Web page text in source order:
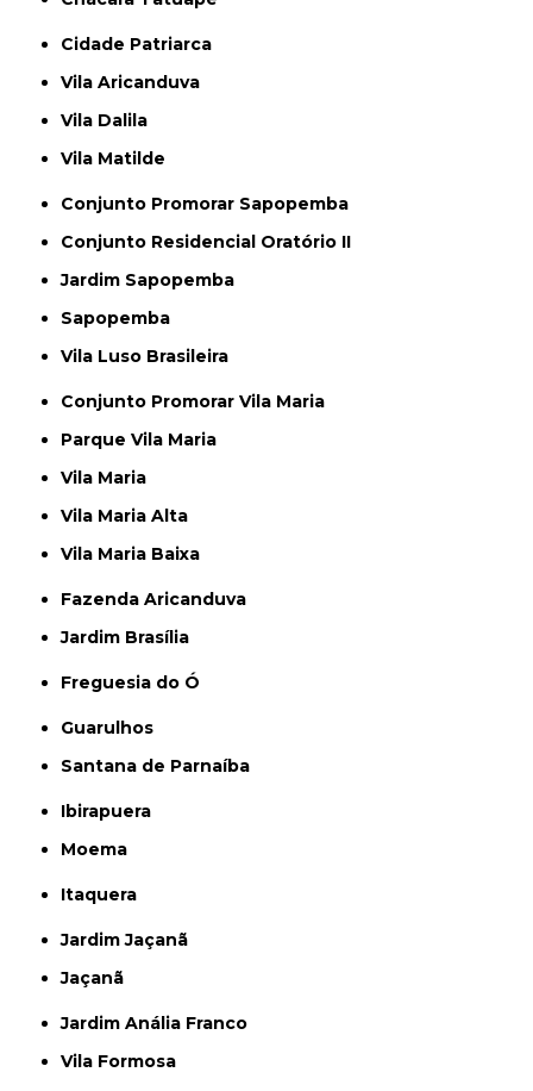
Cidade Patriarca
Vila Aricanduva
Vila Dalila
Vila Matilde
Conjunto Promorar Sapopemba
Conjunto Residencial Oratório II
Jardim Sapopemba
Sapopemba
Vila Luso Brasileira
Conjunto Promorar Vila Maria
Parque Vila Maria
Vila Maria
Vila Maria Alta
Vila Maria Baixa
Fazenda Aricanduva
Jardim Brasília
Freguesia do Ó
Guarulhos
Santana de Parnaíba
Ibirapuera
Moema
Itaquera
Jardim Jaçanã
Jaçanã
Jardim Anália Franco
Vila Formosa